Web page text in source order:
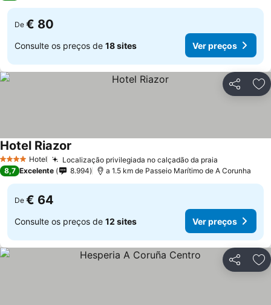
De € 80
Consulte os preços de 18 sites Ver preços
Partilhar
4 EstrelasHotel Localização privilegiada no calçadão da praia
Hotel Riazor
8,7 Excelente 8.994 a 1.5 km de Passeio Marítimo de A Corunha
De € 64
Consulte os preços de 12 sites Ver preços
Partilhar